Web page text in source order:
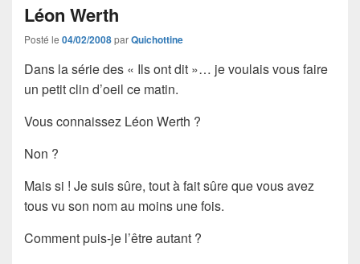
Léon Werth
Posté le 04/02/2008parQuichottine
Dans la série des « Ils ont dit »… je voulais vous faire
un petit clin d’oeil ce matin.
Vous connaissez Léon Werth ?
Non ?
Mais si ! Je suis sûre, tout à fait sûre que vous avez
tous vu son nom au moins une fois.
Comment puis-je l’être autant ?